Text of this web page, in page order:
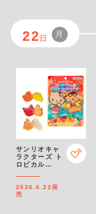
22 日 月
サンリオキャ
ラクターズ ト
ロピカル
2026.6.22発
売